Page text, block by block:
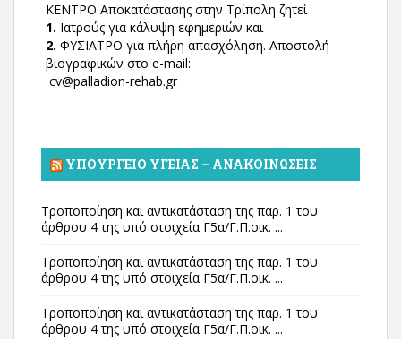
ΚΕΝΤΡΟ Αποκατάστασης στην Τρίπολη ζητεί
1. Ιατρούς για κάλυψη εφημεριών και
2. ΦΥΣΙΑΤΡΟ για πλήρη απασχόληση. Αποστολή
βιογραφικών στο e-mail:
cv@palladion-rehab.gr
ΥΠΟΥΡΓΕΊΟ ΥΓΕΊΑΣ – ΑΝΑΚΟΙΝΏΣΕΙΣ
Τροποποίηση και αντικατάσταση της παρ. 1 του
άρθρου 4 της υπό στοιχεία Γ5α/Γ.Π.οικ. ...
Τροποποίηση και αντικατάσταση της παρ. 1 του
άρθρου 4 της υπό στοιχεία Γ5α/Γ.Π.οικ. ...
Τροποποίηση και αντικατάσταση της παρ. 1 του
άρθρου 4 της υπό στοιχεία Γ5α/Γ.Π.οικ. ...